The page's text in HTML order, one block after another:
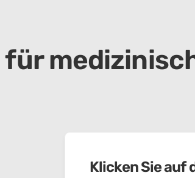
für
Klicken Sie auf